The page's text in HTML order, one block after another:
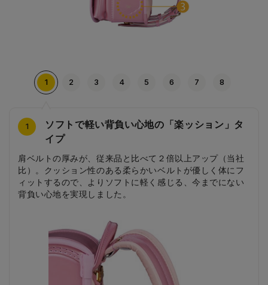
1
ソフトで軽い背負い心地の「楽ッション」タ
イプ
肩ベルトの厚みが、従来品と比べて２倍以上アップ（当社
比）。クッション性のある柔らかいベルトが優しく体にフ
ィットするので、よりソフトに軽く感じる、今までにない
背負い心地を実現しました。
2 輝くゴールドのハート型金具
い印象に仕立てました。
3 繊細なゴールドリボンの刺繍
ボンの刺繍が、印象を引き上げます。
4 丸みのラインが特徴的なカブセ
5 カブセには取り外しも可能な立体的なリボン
りげないサイズ感のリボンがランドセルの見た目を引き立
てます。
6 リボンを外してもシンプルに使える飾り鋲
属。スナップボタンで付け替え可能です。
7 ネコやケーキがかわいい内装
たデザイン。大人っぽい印象に仕上げられています。
8 繊細な前ポケットの刺繍
のリボンもおしゃれな印象に。
1 2 3 4 5 6 7 8